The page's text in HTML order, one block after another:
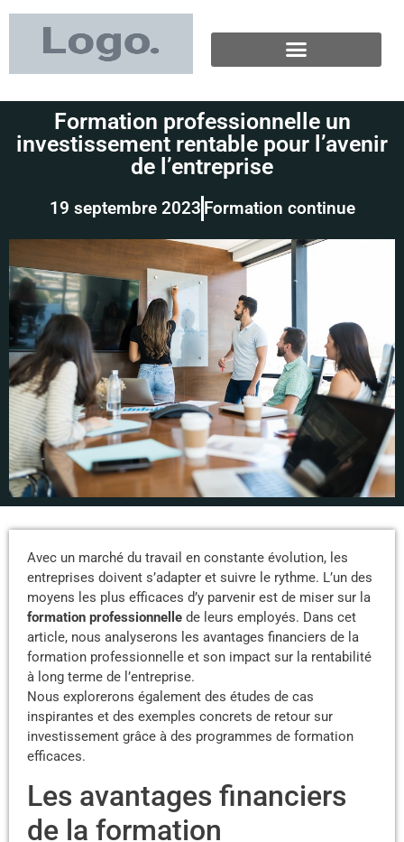
Formation professionnelle un
investissement rentable pour l’avenir
de l’entreprise
19 septembre 2023 Formation continue
Avec un marché du travail en constante évolution, les
entreprises doivent s’adapter et suivre le rythme. L’un des
moyens les plus efficaces d’y parvenir est de miser sur la
formation professionnelle de leurs employés. Dans cet
article, nous analyserons les avantages financiers de la
formation professionnelle et son impact sur la rentabilité
à long terme de l’entreprise.
Nous explorerons également des études de cas
inspirantes et des exemples concrets de retour sur
investissement grâce à des programmes de formation
efficaces.
Les avantages financiers
de la formation